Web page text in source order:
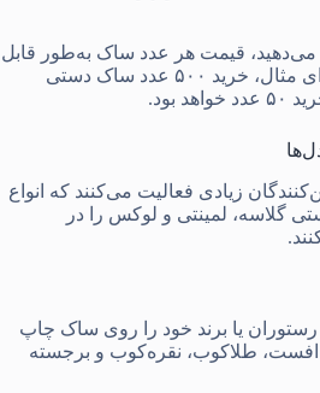
قیمت هر عدد ساک به‌طور قابل
توجهی کاهش پیدا می‌کند. برای مثال، خرید ۵۰۰ عدد ساک دستی
بود.
زیادی فعالیت می‌کنند که انواع
گلاسه، لمینتی و لوکس را در
رستوران یا برند خود را روی ساک چاپ
افست، طلاکوب، نقره‌کوب و برجسته